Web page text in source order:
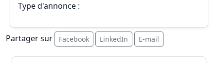
Type d'annonce :
Partager sur Facebook LinkedIn E-mail